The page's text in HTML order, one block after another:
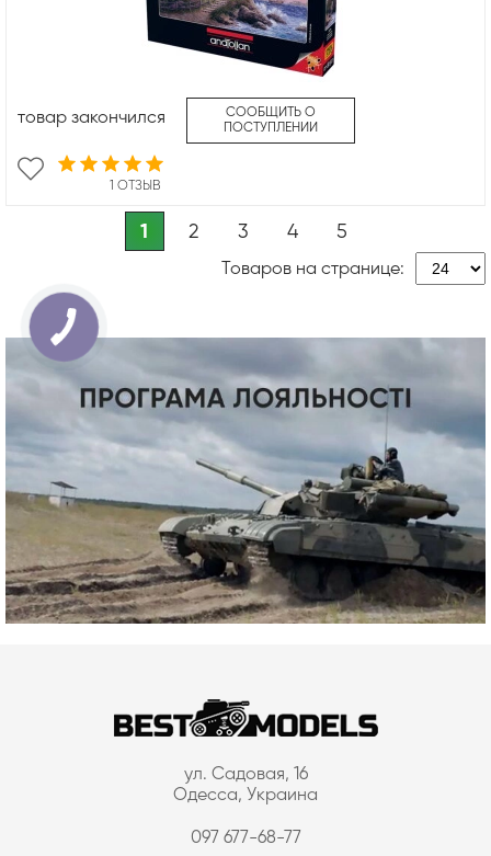
1 ОТЗЫВ
товар закончился
СООБЩИТЬ О
ПОСТУПЛЕНИИ
1 2 3 4 5
Товаров на странице:
ул. Садовая, 16
Одесса, Украина
097 677-68-77